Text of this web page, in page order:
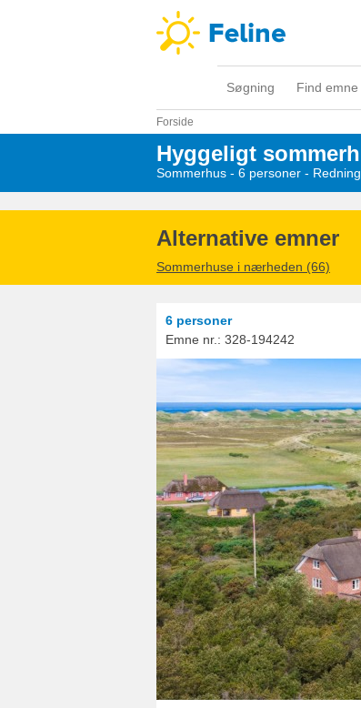
Søgning Find emne
Forside
Hyggeligt
Sommerhus - 6 personer -
Alternative emner
Sommerhuse i nærheden (66)
6 personer
Emne nr.: 328-194242